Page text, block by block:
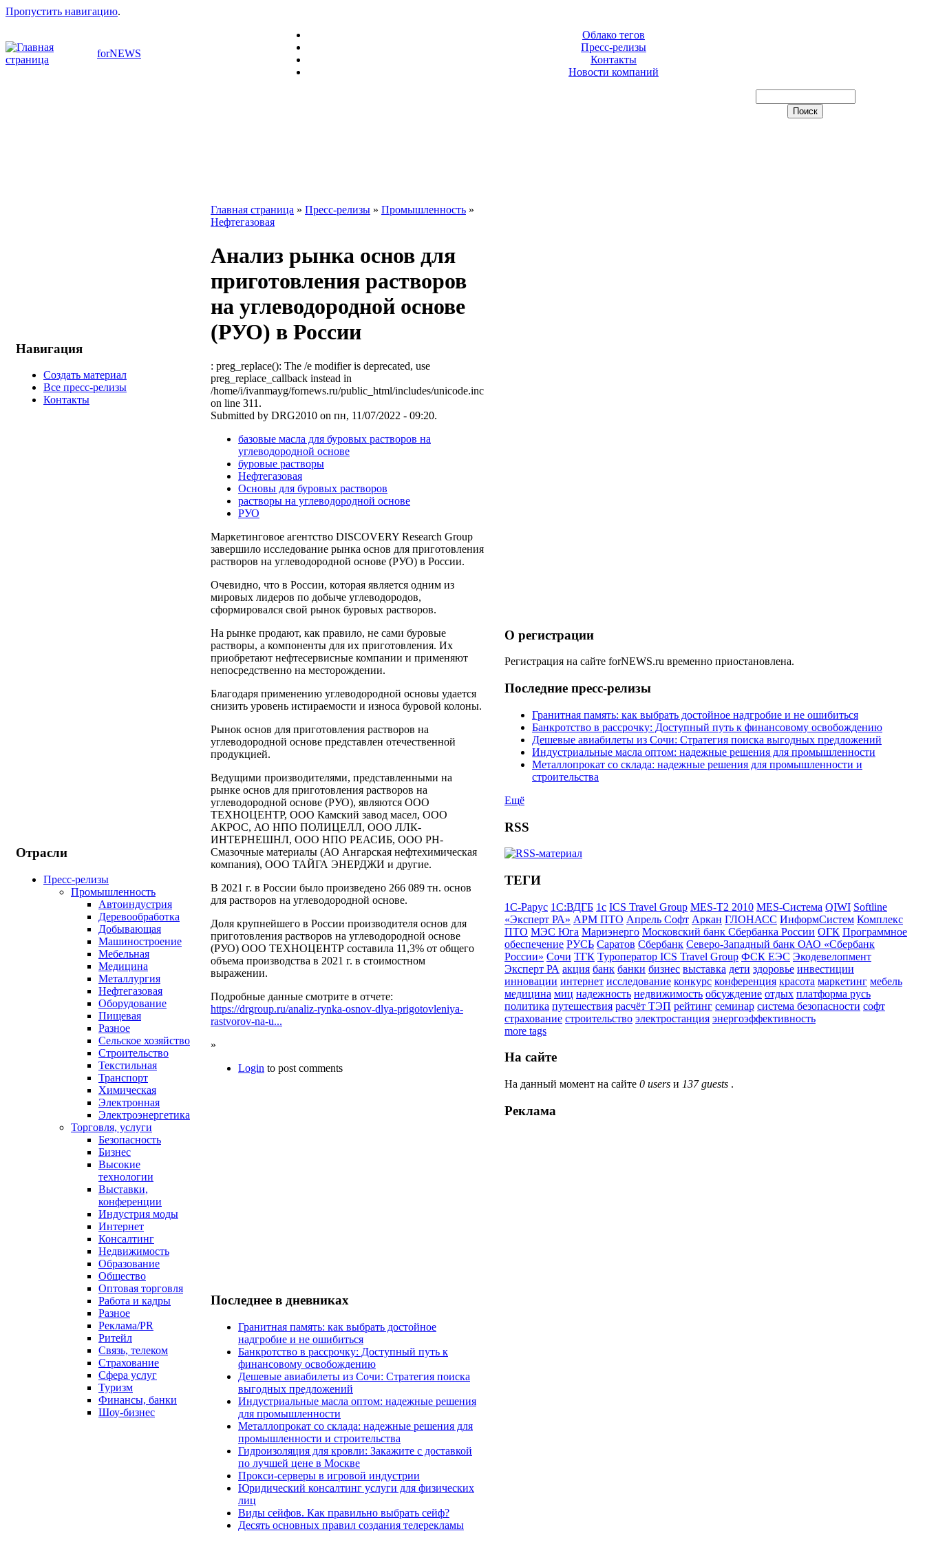
Пропустить навигацию.
forNEWS
Облако тегов
Пресс-релизы
Контакты
Новости компаний
Навигация
Создать материал
Все пресс-релизы
Контакты
Отрасли
Пресс-релизы
Промышленность
Автоиндустрия
Деревообработка
Добывающая
Машиностроение
Мебельная
Медицина
Металлургия
Нефтегазовая
Оборудование
Пищевая
Разное
Сельское хозяйство
Строительство
Текстильная
Транспорт
Химическая
Электронная
Электроэнергетика
Торговля, услуги
Безопасность
Бизнес
Высокие
технологии
Выставки,
конференции
Индустрия моды
Интернет
Консалтинг
Недвижимость
Образование
Общество
Оптовая торговля
Работа и кадры
Разное
Реклама/PR
Ритейл
Связь, телеком
Страхование
Сфера услуг
Туризм
Финансы, банки
Шоу-бизнес
Главная страница » Пресс-релизы » Промышленность »
Нефтегазовая
Анализ рынка основ для
приготовления растворов
на углеводородной основе
(РУО) в России
: preg_replace(): The /e modifier is deprecated, use
preg_replace_callback instead in
/home/i/ivanmayg/fornews.ru/public_html/includes/unicode.inc
on line 311.
Submitted by DRG2010 on пн, 11/07/2022 - 09:20.
базовые масла для буровых растворов на
углеводородной основе
буровые растворы
Нефтегазовая
Основы для буровых растворов
растворы на углеводородной основе
РУО
Маркетинговое агентство DISCOVERY Research Group
завершило исследование рынка основ для приготовления
растворов на углеводородной основе (РУО) в России.
Очевидно, что в России, которая является одним из
мировых лидеров по добыче углеводородов,
сформировался свой рынок буровых растворов.
На рынке продают, как правило, не сами буровые
растворы, а компоненты для их приготовления. Их
приобретают нефтесервисные компании и применяют
непосредственно на месторождении.
Благодаря применению углеводородной основы удается
снизить уровень истираемости и износа буровой колоны.
Рынок основ для приготовления растворов на
углеводородной основе представлен отечественной
продукцией.
Ведущими производителями, представленными на
рынке основ для приготовления растворов на
углеводородной основе (РУО), являются ООО
ТЕХНОЦЕНТР, ООО Камский завод масел, ООО
АКРОС, АО НПО ПОЛИЦЕЛЛ, ООО ЛЛК-
ИНТЕРНЕШНЛ, ООО НПО РЕАСИБ, ООО РН-
Смазочные материалы (АО Ангарская нефтехимическая
компания), ООО ТАЙГА ЭНЕРДЖИ и другие.
В 2021 г. в России было произведено 266 089 тн. основ
для растворов на углеводородной основе.
Доля крупнейшего в России производителя основ для
приготовления растворов на углеводородной основе
(РУО) ООО ТЕХНОЦЕНТР составила 11,3% от общего
объема производства в 2021 г. в стоимостном
выражении.
Подробные данные смотрите в отчете:
https://drgroup.ru/analiz-rynka-osnov-dlya-prigotovleniya-
rastvorov-na-u...
»
Login to post comments
Последнее в дневниках
Гранитная память: как выбрать достойное
надгробие и не ошибиться
Банкротство в рассрочку: Доступный путь к
финансовому освобождению
Дешевые авиабилеты из Сочи: Стратегия поиска
выгодных предложений
Индустриальные масла оптом: надежные решения
для промышленности
Металлопрокат со склада: надежные решения для
промышленности и строительства
Гидроизоляция для кровли: Закажите с доставкой
по лучшей цене в Москве
Прокси-серверы в игровой индустрии
Юридический консалтинг услуги для физических
лиц
Виды сейфов. Как правильно выбрать сейф?
Десять основных правил создания телерекламы
О регистрации
Регистрация на сайте forNEWS.ru временно приостановлена.
Последние пресс-релизы
Гранитная память: как выбрать достойное надгробие и не ошибиться
Банкротство в рассрочку: Доступный путь к финансовому освобождению
Дешевые авиабилеты из Сочи: Стратегия поиска выгодных предложений
Индустриальные масла оптом: надежные решения для промышленности
Металлопрокат со склада: надежные решения для промышленности и
строительства
Ещё
RSS
ТЕГИ
1С-Рарус 1С:ВДГБ 1с ICS Travel Group MES-T2 2010 MES-Система QIWI Softline
«Эксперт РА» АРМ ПТО Апрель Софт Аркан ГЛОНАСС ИнформСистем Комплекс
ПТО МЭС Юга Мариэнерго Московский банк Сбербанка России ОГК Программное
обеспечение РУСЬ Саратов Сбербанк Северо-Западный банк ОАО «Сбербанк
России» Сочи ТГК Туроператор ICS Travel Group ФСК ЕЭС Экодевелопмент
Эксперт РА акция банк банки бизнес выставка дети здоровье инвестиции
инновации интернет исследование конкурс конференция красота маркетинг мебель
медицина миц надежность недвижимость обсуждение отдых платформа русь
политика путешествия расчёт ТЭП рейтинг семинар система безопасности софт
страхование строительство электростанция энергоэффективность
more tags
На сайте
На данный момент на сайте 0 users и 137 guests .
Реклама